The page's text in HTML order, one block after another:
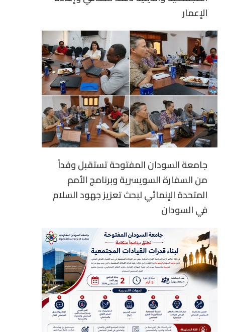
الإعمار
جامعة السودان المفتوحة تستقبل وفداً
من السفارة السويسرية وبرنامج الأمم
المتحدة الإنمائي لبحث تعزيز جهود السلام
في السودان